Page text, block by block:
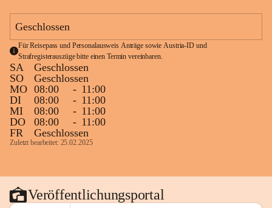
Geschlossen
Für Reisepass und Personalausweis Anträge sowie Austria-ID und
Strafregisterauszüge bitte einen Termin vereinbaren.
SA
Geschlossen
SO
Geschlossen
MO 08:00 - 11:00
DI
08:00 - 11:00
MI
08:00 - 11:00
DO
08:00 - 11:00
FR
Geschlossen
Zuletzt bearbeitet: 25.02.2025
Veröffentlichungsportal